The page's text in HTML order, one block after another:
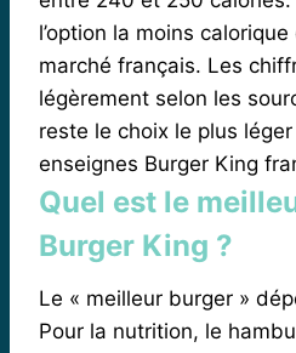
l’option la moins
marché français. Les
légèrement selon les
reste le choix le plus
enseignes Burger King
Quel est le
Burger King ?
Le « meilleur burger »
Pour la nutrition, le